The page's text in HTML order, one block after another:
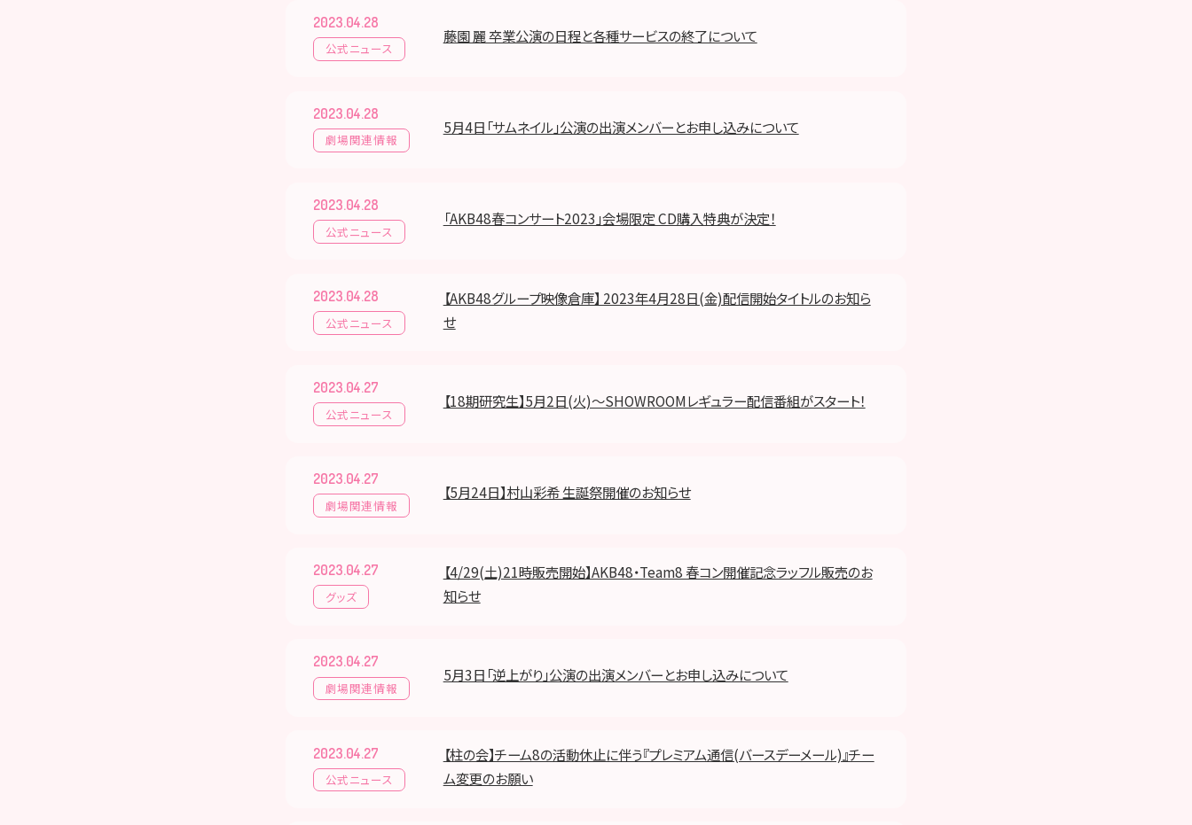
2023.04.28
公式ニュース
藤園 麗 卒業公演の日程と各種サービスの終了について
2023.04.28
劇場関連情報
5月4日「サムネイル」公演の出演メンバーとお申し込みについて
2023.04.28
公式ニュース
「AKB48春コンサート2023」会場限定 CD購入特典が決定！
2023.04.28
公式ニュース
【AKB48グループ映像倉庫】 2023年4月28日(金)配信開始タイトルのお知ら
せ
2023.04.27
公式ニュース
【18期研究生】5月2日(火)〜SHOWROOMレギュラー配信番組がスタート！
2023.04.27
劇場関連情報
【5月24日】村山彩希 生誕祭開催のお知らせ
2023.04.27
グッズ
【4/29(土)21時販売開始】AKB48・Team8 春コン開催記念ラッフル販売のお
知らせ
2023.04.27
劇場関連情報
5月3日「逆上がり」公演の出演メンバーとお申し込みについて
2023.04.27
公式ニュース
【柱の会】チーム8の活動休止に伴う『プレミアム通信(バースデーメール)』チー
ム変更のお願い